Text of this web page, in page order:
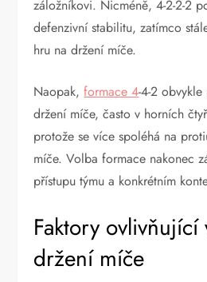
záložníkovi. Nicméně, 4-2-2-2
defenzivní stabilitu, zatímco
hru na držení míče.
Naopak,formace 4-4-2
držení míče, často v horních
protože se více spoléhá na
míče. Volba formace nakonec
přístupu týmu a konkrétním
Faktory ovlivňující
držení míče